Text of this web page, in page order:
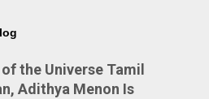
the Universe Tamil
Adithya Menon Is